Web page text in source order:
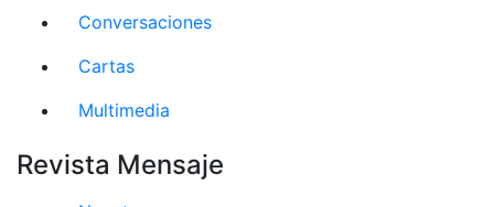
Conversaciones
Cartas
Multimedia
Revista Mensaje